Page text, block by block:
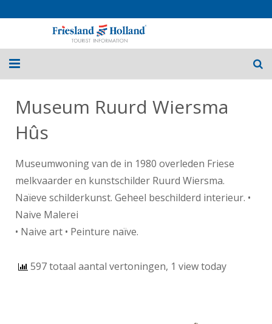
Over Friesland
Nieuws
Contact
Museum Ruurd Wiersma
Hûs
Museumwoning van de in 1980 overleden Friese
melkvaarder en kunstschilder Ruurd Wiersma.
Naïeve schilderkunst. Geheel beschilderd interieur. •
Naive Malerei
• Naive art • Peinture naïve.
597 totaal aantal vertoningen, 1 view today